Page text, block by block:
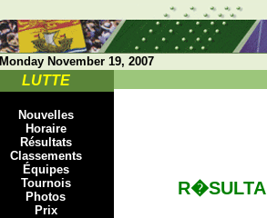
Monday November 19, 2007
LUTTE
Nouvelles
Horaire
Résultats
Classements
Équipes
Tournois
Photos
Prix